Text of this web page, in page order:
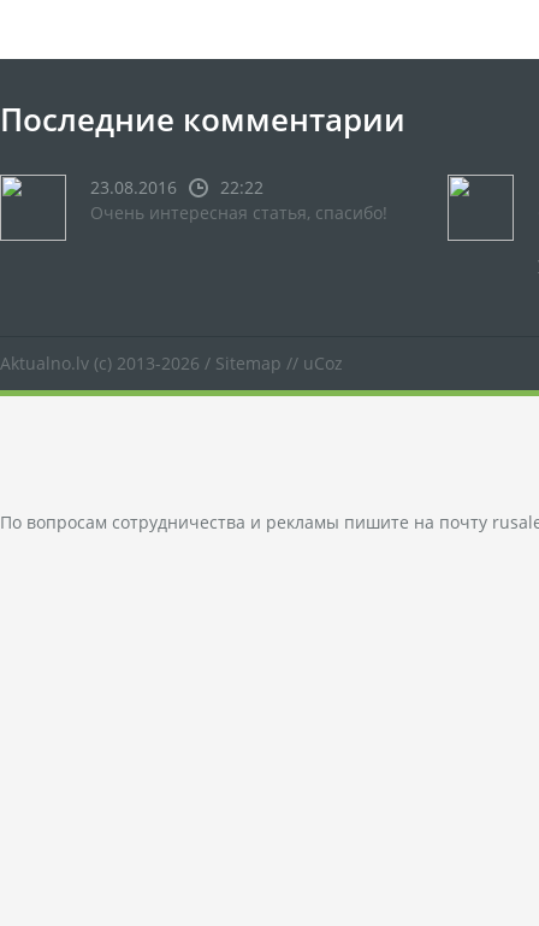
Последние комментарии
23.08.2016
22:22
Очень интересная статья, спасибо!
Aktualno.lv (c) 2013-2026 / Sitemap // uCoz
По вопросам сотрудничества и рекламы пишите на почту